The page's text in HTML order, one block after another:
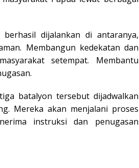
dijalankan di antaranya,
Membangun kedekatan dan
setempat. Membantu
batalyon tersebut dijadwalkan
Mereka akan menjalani proses
instruksi dan penugasan